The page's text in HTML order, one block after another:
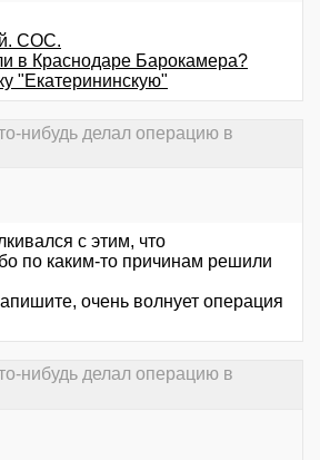
СОС.
в Краснодаре Барокамера?
"Екатерининскую"
нибудь делал операцию в
с этим, что
по каким-то причинам решили
очень волнует операция
нибудь делал операцию в